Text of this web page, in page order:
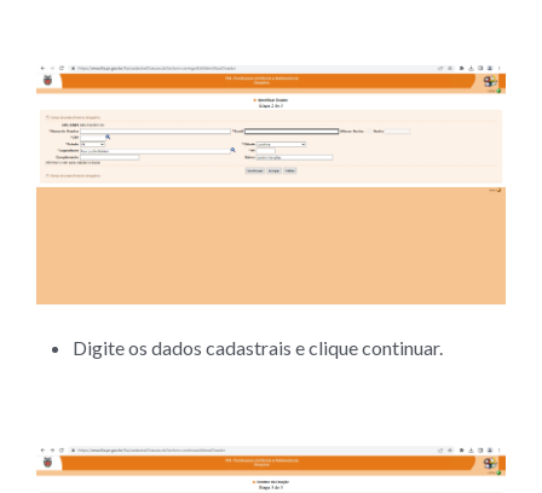
Digite os dados cadastrais e clique continuar.